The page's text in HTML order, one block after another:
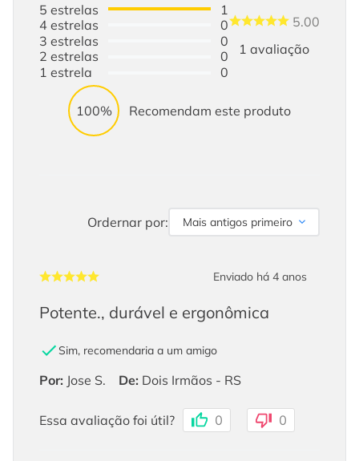
5estrelas
4estrelas
3estrelas
2estrelas
1estrela
1
0
0
0
0
5.00
1avaliação
100% Recomendam este produto
Ordernar por: Mais antigos primeiro
Enviado há 4 anos
Potente., durável e ergonômica
Sim, recomendaria a um amigo
Por: Jose S. De: Dois Irmãos - RS
Essa avaliação foi útil? 0 0